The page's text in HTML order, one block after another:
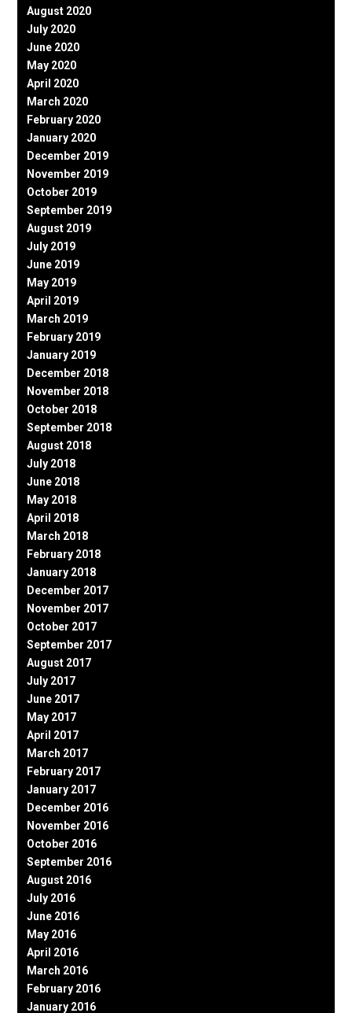
August 2020
July 2020
June 2020
May 2020
April 2020
March 2020
February 2020
January 2020
December 2019
November 2019
October 2019
September 2019
August 2019
July 2019
June 2019
May 2019
April 2019
March 2019
February 2019
January 2019
December 2018
November 2018
October 2018
September 2018
August 2018
July 2018
June 2018
May 2018
April 2018
March 2018
February 2018
January 2018
December 2017
November 2017
October 2017
September 2017
August 2017
July 2017
June 2017
May 2017
April 2017
March 2017
February 2017
January 2017
December 2016
November 2016
October 2016
September 2016
August 2016
July 2016
June 2016
May 2016
April 2016
March 2016
February 2016
January 2016